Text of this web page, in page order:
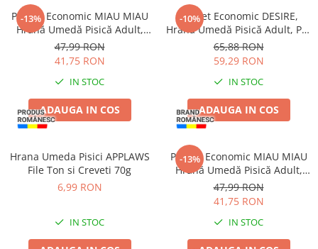
-13%
Pachet Economic MIAU MIAU
Hrană Umedă Pisică Adult,
Rață în sos, 24x100g
47,99 RON
41,75 RON
IN STOC
ADAUGA IN COS
-10%
Pachet Economic DESIRE,
Hrană Umedă Pisică Adult, Pui
File și Rață în Supă, 12x70g
65,88 RON
59,29 RON
IN STOC
ADAUGA IN COS
Hrana Umeda Pisici APPLAWS
File Ton si Creveti 70g
6,99 RON
IN STOC
-13%
Pachet Economic MIAU MIAU
Hrană Umedă Pisică Adult,
Curcan în sos, 24x100g
47,99 RON
41,75 RON
IN STOC